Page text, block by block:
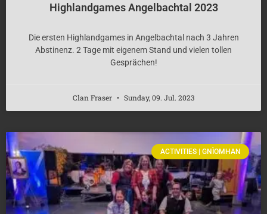
Highlandgames Angelbachtal 2023
Die ersten Highlandgames in Angelbachtal nach 3 Jahren
Abstinenz. 2 Tage mit eigenem Stand und vielen tollen
Gesprächen!
Clan Fraser Sunday, 09. Jul. 2023
ACTIVITIES | GNÌOMHAN